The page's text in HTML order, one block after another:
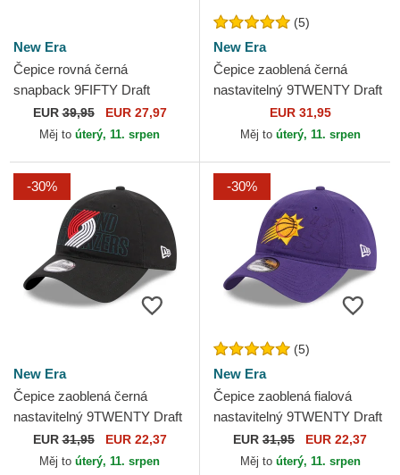
New Era
Čepice rovná černá
snapback 9FIFTY Draft
Edition 2023 Brooklyn Nets
NBA New Era
EUR39,95 EUR 27,97
Měj to úterý, 11. srpen
(5)
New Era
Čepice zaoblená černá
nastavitelný 9TWENTY Draft
Edition 2023 Orlando Magic
NBA New Era
EUR 31,95
Měj to úterý, 11. srpen
-30%
New Era
Čepice zaoblená černá
nastavitelný 9TWENTY Draft
Edition 2023 Portland Trail
Blazers NBA New Era
EUR31,95 EUR 22,37
Měj to úterý, 11. srpen
-30%
(5)
New Era
Čepice zaoblená fialová
nastavitelný 9TWENTY Draft
Edition 2023 Phoenix Suns
NBA New Era
EUR 31,95 EUR 22,37
Měj to úterý, 11. srpen